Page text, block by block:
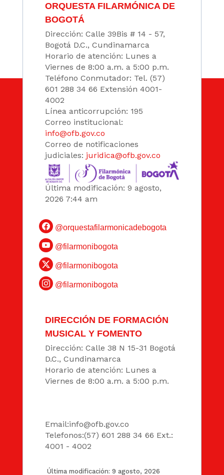
ORQUESTA FILARMÓNICA DE
BOGOTÁ
Dirección: Calle 39Bis # 14 - 57,
Bogotá D.C., Cundinamarca
Horario de atención: Lunes a
Viernes de 8:00 a.m. a 5:00 p.m.
Teléfono Conmutador: Tel. (57)
601 288 34 66 Extensión 4001-
4002
Línea anticorrupción: 195
Correo institucional:
info@ofb.gov.co
Correo de notificaciones
judiciales: juridica@ofb.gov.co
Última modificación: 9 agosto,
2026 7:44 am
@orquestafilarmonicadebogota
@filarmonibogota
@filarmonibogota
@filarmonibogota
DIRECCIÓN DE FORMACIÓN
MUSICAL Y FOMENTO
Dirección: Calle 38 N 15-31 Bogotá
D.C., Cundinamarca
Horario de atención: Lunes a
Viernes de 8:00 a.m. a 5:00 p.m.
Email:info@ofb.gov.co
Telefonos:(57) 601 288 34 66 Ext.:
4001 - 4002
Última modificación: 9 agosto, 2026